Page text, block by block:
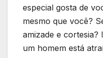
especial gosta de
mesmo que você?
amizade e cortesia?
um homem está